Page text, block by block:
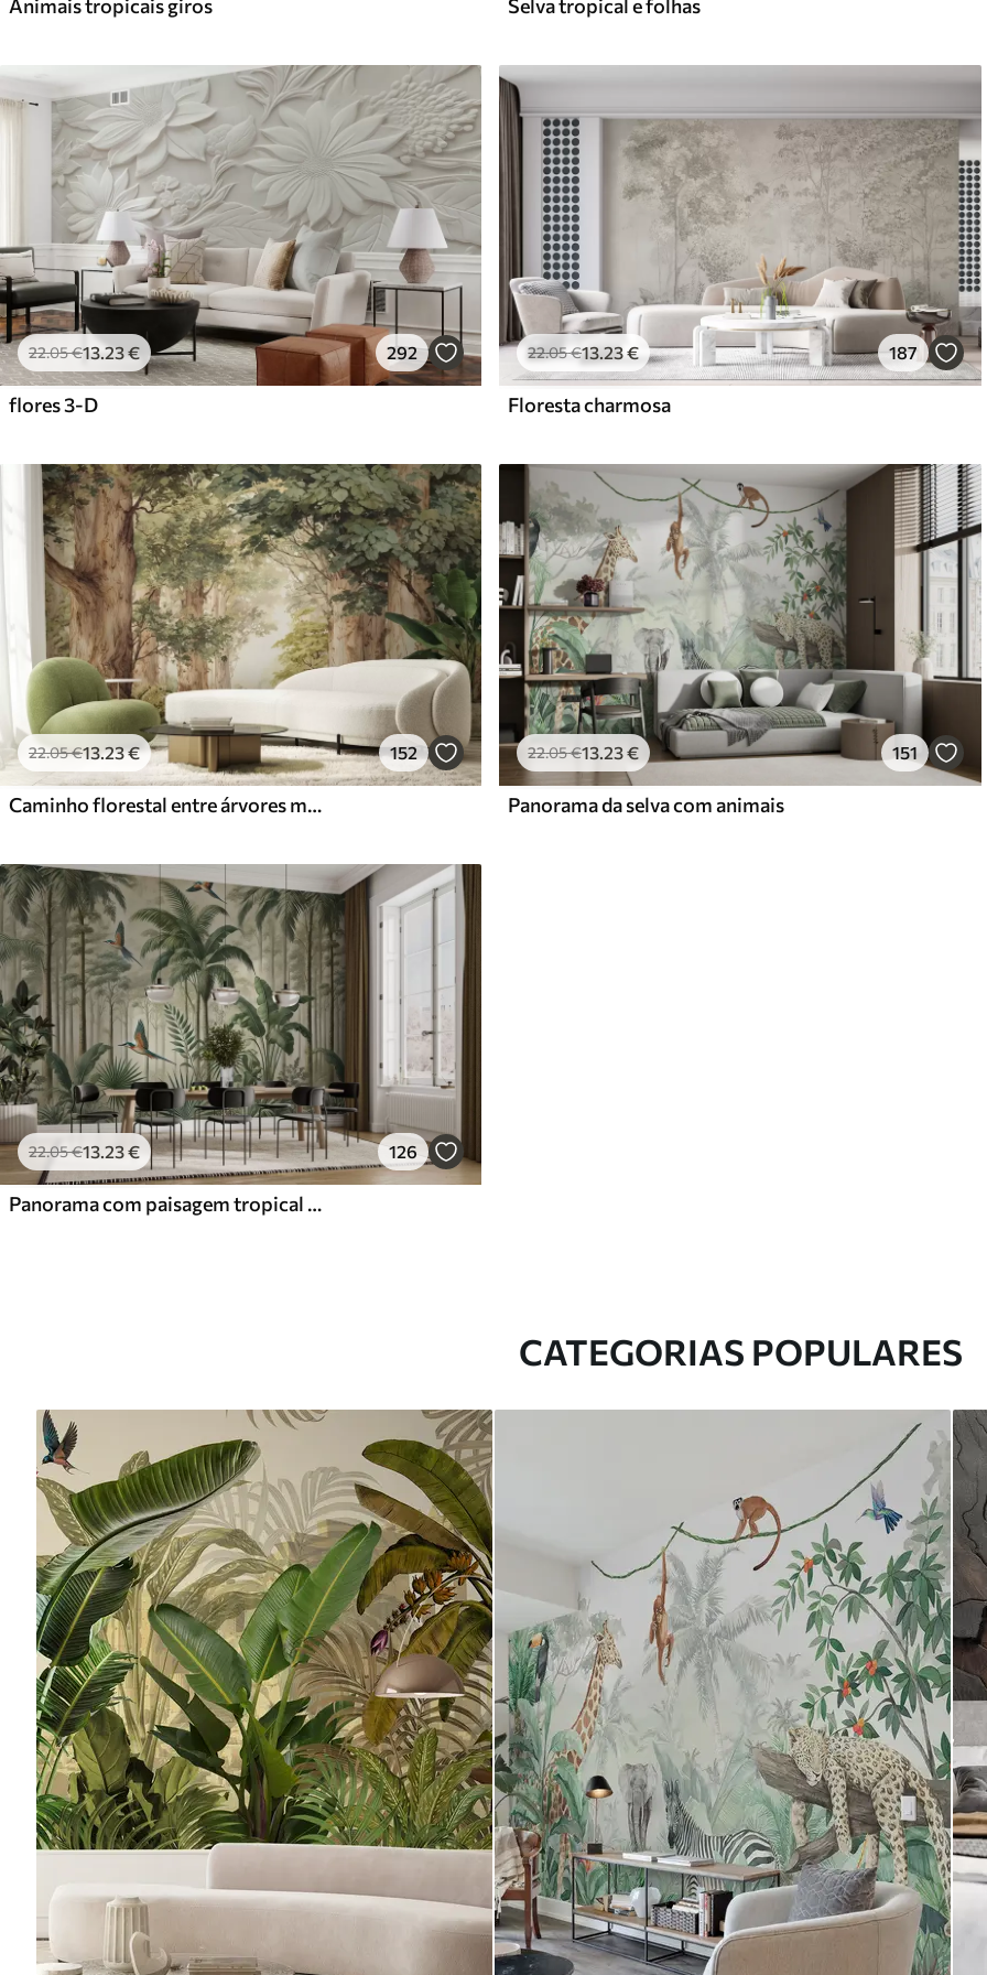
Animais tropicais giros Selva tropical e folhas
22.05€13.23€ 292
flores 3-D
22.05€13.23€ 187
Floresta charmosa
22.05€13.23€ 152
Caminho florestal entre árvores majestosas em estilo aquarela
22.05€13 .23€ 151
Panorama da selva com animais
22.05€13.23€ 126
Panorama com paisagem tropical e aves
CATEGORIAS POPULARES